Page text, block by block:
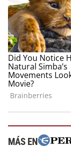
MÁS EN